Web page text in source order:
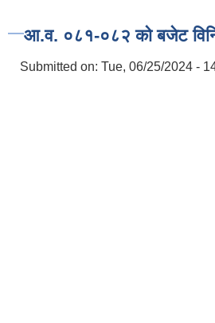
आ.व. ०८१-०८२ को बजेट
Submitted on: Tue, 06/25/2024 -